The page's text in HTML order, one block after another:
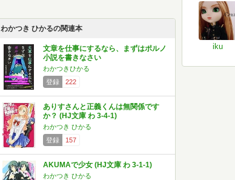
わかつき ひかるの関連本
文章を仕事にするなら、まずはポルノ
小説を書きなさい
わかつきひかる
登録
222
ありすさんと正義くんは無関係です
か？ (HJ文庫 わ 3-4-1)
わかつき ひかる
登録
157
AKUMAで少女 (HJ文庫 わ 3-1-1)
わかつき ひかる
iku